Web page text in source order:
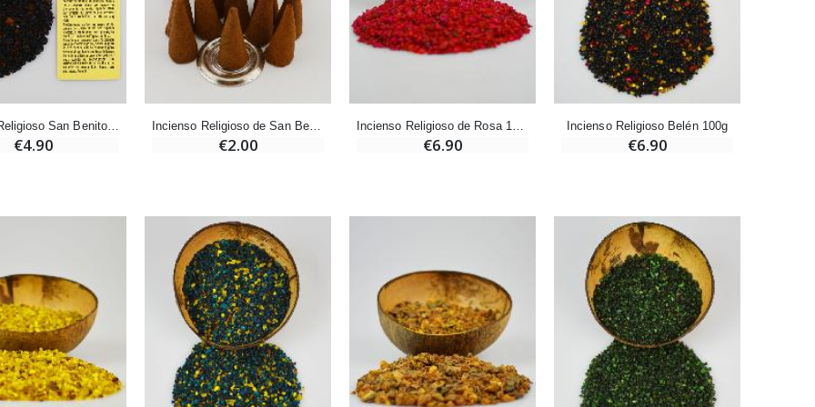
-20%
Deja tu Vela de Novena en Lourdes
€12.00
-10%
€5.50 €4.95
-25%
€21.90
€130.00
-20%
Deja tu Vela de Novena en Lourdes
-10%
Vela de Novena a San Miguel Contra el Mal - 17,5cm
€5.50
-25%
Incienso Religioso San Benito + Oración
€4.90
Incienso Religioso de San Benito en Conos
€2.00 €6.90
Incienso Religioso Belén 100g
€6.90